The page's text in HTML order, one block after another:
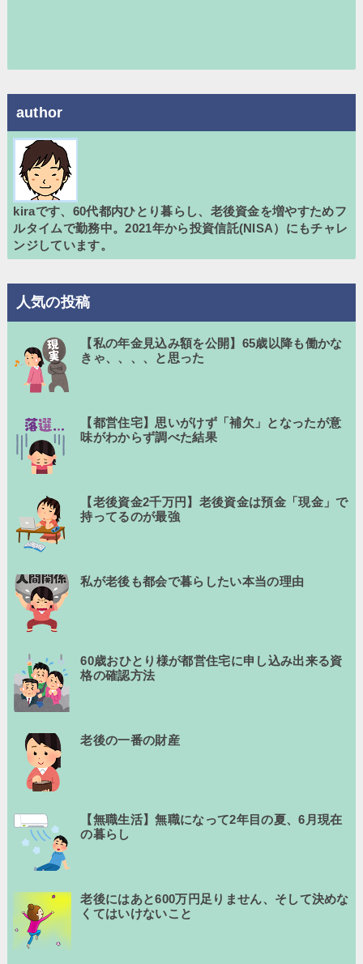
author
kiraです、60代都内ひとり暮らし、老後資金を増やすためフ
ルタイムで勤務中。2021年から投資信託(NISA）にもチャレ
ンジしています。
人気の投稿
【私の年金見込み額を公開】65歳以降も働かな
きゃ、、、、と思った
【都営住宅】思いがけず「補欠」となったが意
味がわからず調べた結果
【老後資金2千万円】老後資金は預金「現金」で
持ってるのが最強
私が老後も都会で暮らしたい本当の理由
60歳おひとり様が都営住宅に申し込み出来る資
格の確認方法
老後の一番の財産
【無職生活】無職になって2年目の夏、6月現在
の暮らし
老後にはあと600万円足りません、そして決めな
くてはいけないこと